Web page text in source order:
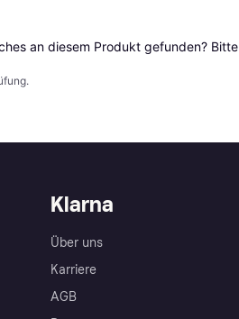
an diesem Produkt gefunden? Bitte
Klarna
Über uns
Karriere
AGB